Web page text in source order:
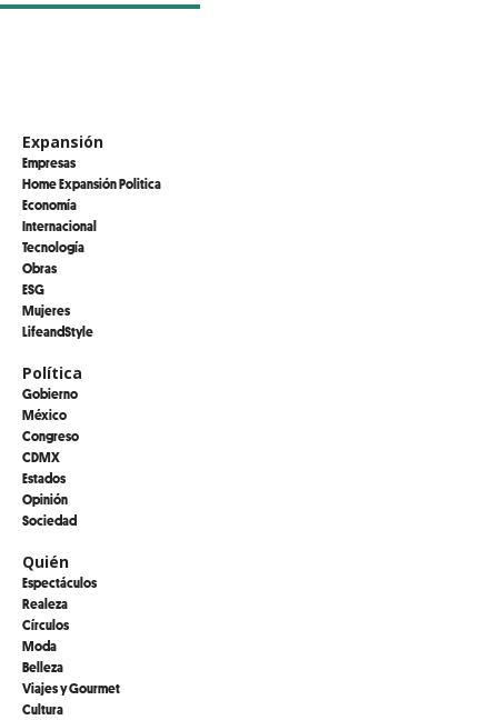
Expansión
Empresas
Home Expansión Politica
Economía
Internacional
Tecnología
Obras
ESG
Mujeres
LifeandStyle
Política
Gobierno
México
Congreso
CDMX
Estados
Opinión
Sociedad
Quién
Espectáculos
Realeza
Círculos
Moda
Belleza
Viajes y Gourmet
Cultura